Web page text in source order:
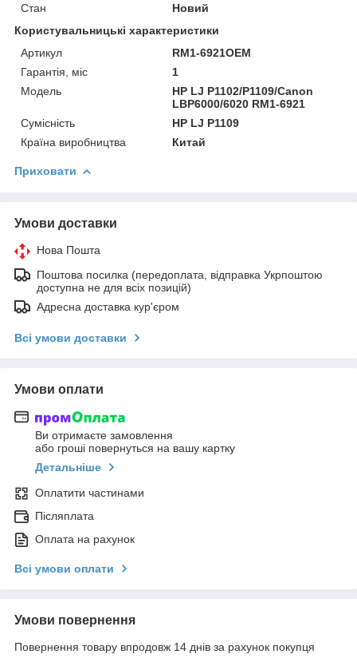
Стан
Новий
Користувальницькі характеристики
Артикул
RM1-6921OEM
Гарантія, міс
1
Мoдель
HP LJ P1102/P1109/Canon
LBP6000/6020 RM1-6921
Сумісність
HP LJ P1109
Країна виробництва
Китай
Приховати
Умови доставки
Нова Пошта
Поштова посилка (передоплата, відправка Укрпоштою
доступна не для всіх позицій)
Адресна доставка кур'єром
Всі умови доставки
Умови оплати
Ви отримаєте замовлення
або гроші повернуться на вашу картку
Детальніше
Оплатити частинами
Післяплата
Оплата на рахунок
Всі умови оплати
Умови повернення
Повернення товару впродовж 14 днів за рахунок покупця